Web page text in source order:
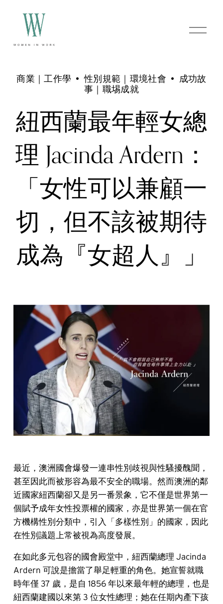
O
p
e
n
紐西蘭最年輕女總
理 Jacinda Ardern：
「女性可以兼顧一
切，但不該被期待
成為『女超人』」
商業｜工作學 性別規範｜環境社會
成功故
事｜職埸成就
最近，澳洲國會爆發一連串性別歧視與性騷擾醜聞，
甚至因此而被形容為最不安全的職場。然而澳洲的鄰
近國家紐西蘭卻又是另一番景象，它不僅是世界第一
個賦予成年女性投票權的國家，亦是世界第一個在官
方機構性別分類中，引入「多樣性別」的國家，因此
在性別議題上常被視為高度發展。
在如此多元包容的國會殿堂中，紐西蘭總理 Jacinda
Ardern 可說是擔當了舉足輕重的角色。她宣誓就職
時年僅 37 歲，是自 1856 年以來最年輕的總理，也是
紐西蘭建國以來第 3 位女性總理；她在任期內產下孩